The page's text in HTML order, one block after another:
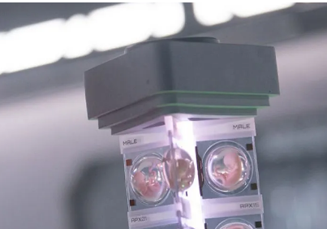
kryminał
fiscience-
USAWarszawa
Muza
Znak
XIX